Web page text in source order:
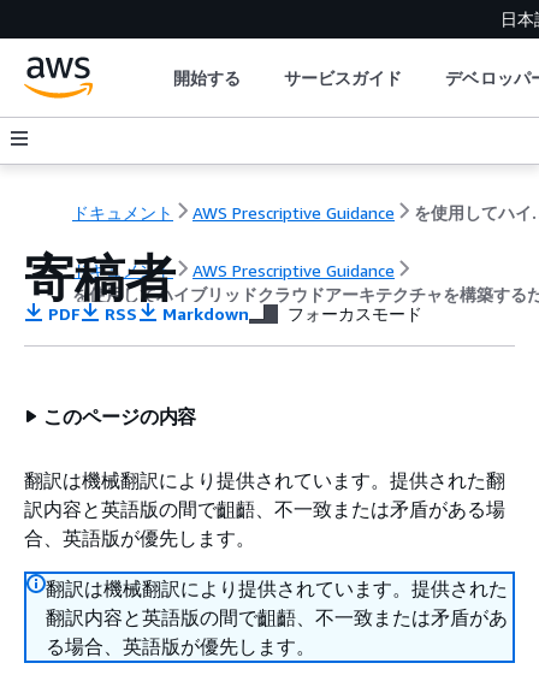
日本
開始する サービスガイド デベロッパ
ドキュメント AWS Prescriptive Guidance を使用してハイブリッ
ドキュメント
AWS Prescriptive Guidance
を使用してハイブリッドクラウドアーキテクチャを構築する
寄稿者
PDF RSS Markdown フォーカスモード
このページの内容
翻訳は機械翻訳により提供されています。提供された翻
訳内容と英語版の間で齟齬、不一致または矛盾がある場
合、英語版が優先します。
翻訳は機械翻訳により提供されています。提供された
翻訳内容と英語版の間で齟齬、不一致または矛盾があ
る場合、英語版が優先します。